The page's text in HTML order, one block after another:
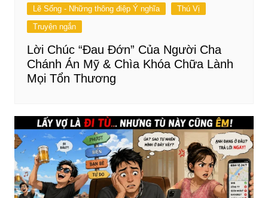
Lẽ Sống - Những thông điệp Ý nghĩa
Thú Vị
Truyện ngắn
Lời Chúc “Đau Đớn” Của Người Cha
Chánh Án Mỹ & Chìa Khóa Chữa Lành
Mọi Tổn Thương